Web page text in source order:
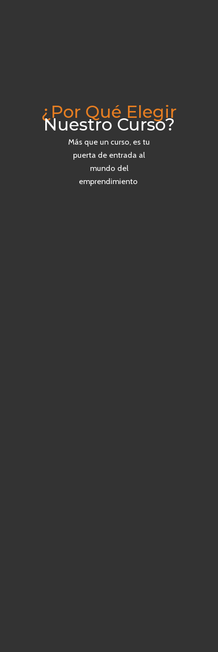
¿Por Qué Elegir
Nuestro Curso?
Más que un curso, es tu
puerta de entrada al
mundo del
emprendimiento